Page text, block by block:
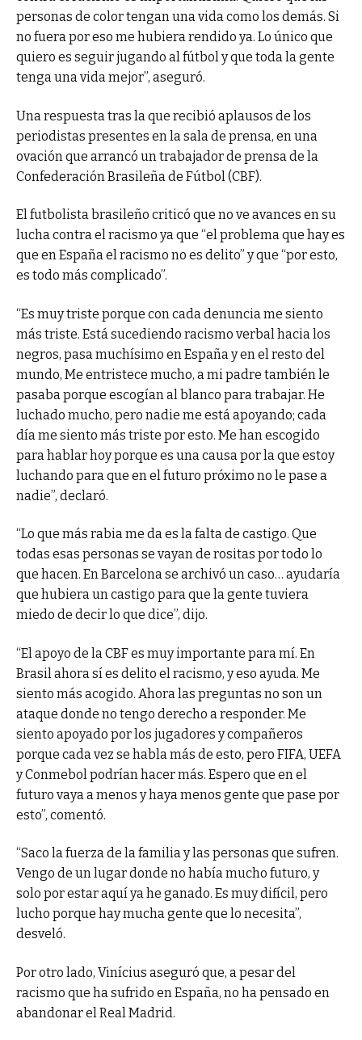
personas de color tengan una vida como los demás. Si
no fuera por eso me hubiera rendido ya. Lo único que
quiero es seguir jugando al fútbol y que toda la gente
tenga una vida mejor”, aseguró.
Una respuesta tras la que recibió aplausos de los
periodistas presentes en la sala de prensa, en una
ovación que arrancó un trabajador de prensa de la
Confederación Brasileña de Fútbol (CBF).
El futbolista brasileño criticó que no ve avances en su
lucha contra el racismo ya que “el problema que hay es
que en España el racismo no es delito” y que “por esto,
es todo más complicado”.
“Es muy triste porque con cada denuncia me siento
más triste. Está sucediendo racismo verbal hacia los
negros, pasa muchísimo en España y en el resto del
mundo, Me entristece mucho, a mi padre también le
pasaba porque escogían al blanco para trabajar. He
luchado mucho, pero nadie me está apoyando; cada
día me siento más triste por esto. Me han escogido
para hablar hoy porque es una causa por la que estoy
luchando para que en el futuro próximo no le pase a
nadie”, declaró.
“Lo que más rabia me da es la falta de castigo. Que
todas esas personas se vayan de rositas por todo lo
que hacen. En Barcelona se archivó un caso… ayudaría
que hubiera un castigo para que la gente tuviera
miedo de decir lo que dice”, dijo.
“El apoyo de la CBF es muy importante para mí. En
Brasil ahora sí es delito el racismo, y eso ayuda. Me
siento más acogido. Ahora las preguntas no son un
ataque donde no tengo derecho a responder. Me
siento apoyado por los jugadores y compañeros
porque cada vez se habla más de esto, pero FIFA, UEFA
y Conmebol podrían hacer más. Espero que en el
futuro vaya a menos y haya menos gente que pase por
esto”, comentó.
“Saco la fuerza de la familia y las personas que sufren.
Vengo de un lugar donde no había mucho futuro, y
solo por estar aquí ya he ganado. Es muy difícil, pero
lucho porque hay mucha gente que lo necesita”,
desveló.
Por otro lado, Vinícius aseguró que, a pesar del
racismo que ha sufrido en España, no ha pensado en
abandonar el Real Madrid.